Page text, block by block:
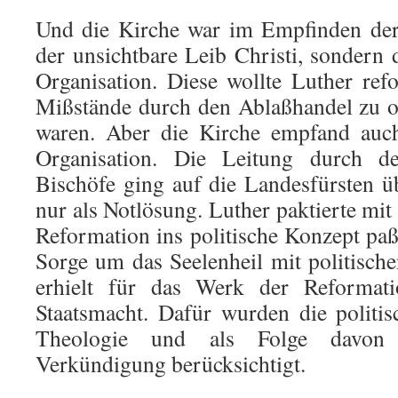
Und die Kirche war im Empfinden
der unsichtbare Leib Christi, sondern
Organisation. Diese wollte Luther
Mißstände durch den Ablaßhandel zu
waren. Aber die Kirche empfand
Organisation. Die Leitung durch
Bischöfe ging auf die Landesfürsten
nur als Notlösung. Luther paktierte mit
Reformation ins politische Konzept
Sorge um das Seelenheil mit
erhielt für das Werk der
Staatsmacht. Dafür wurden die
Theologie und als Folge
Verkündigung berücksichtigt.